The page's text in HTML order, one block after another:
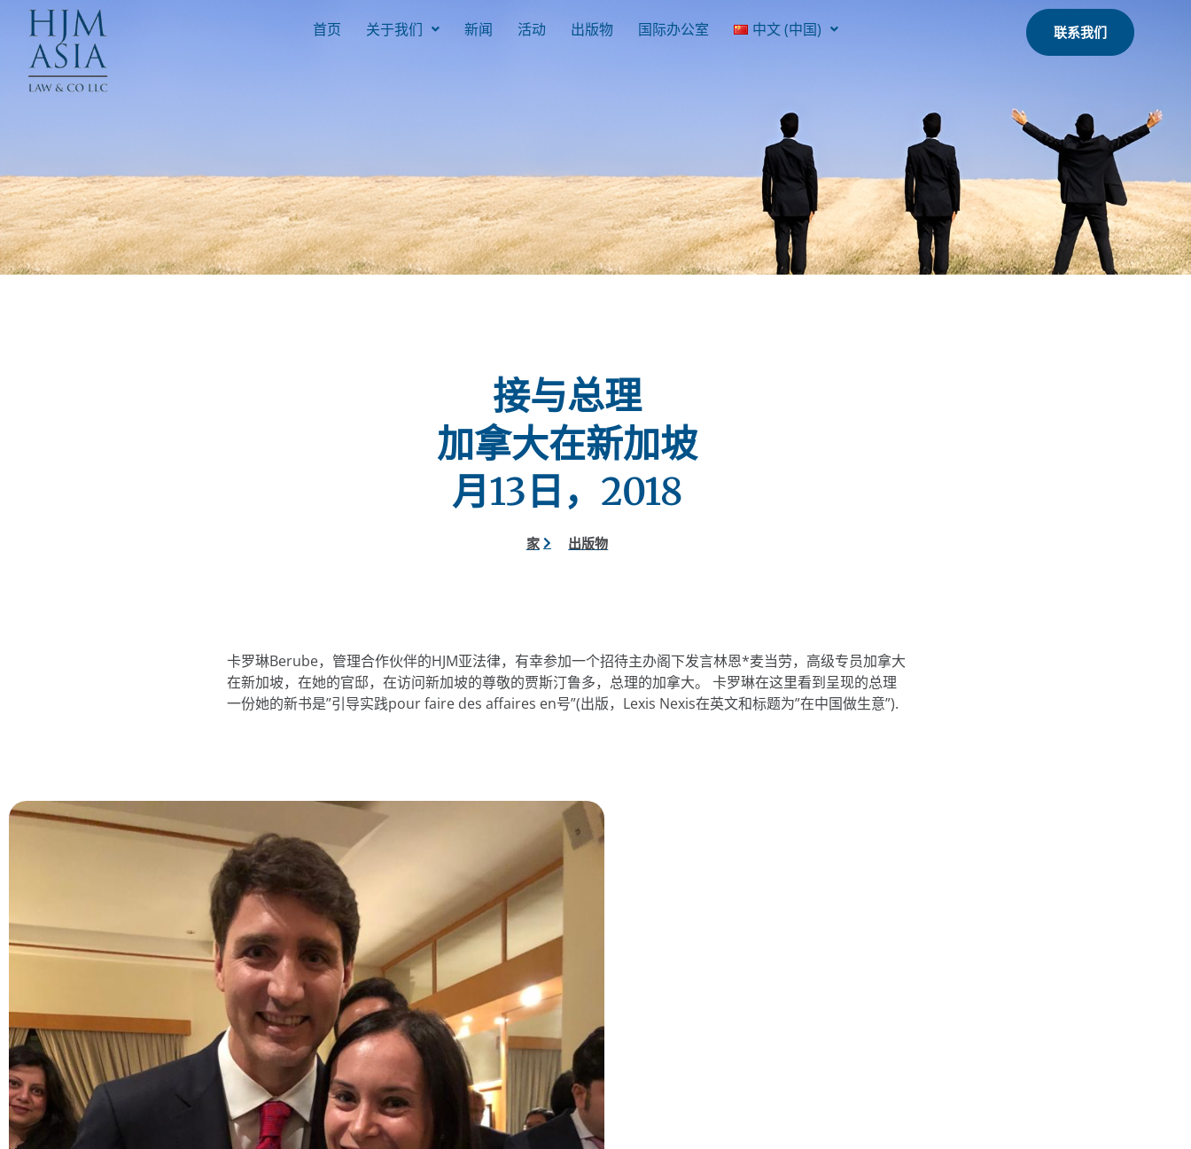
首页 关于我们 新闻 活动 出版物 国际办公室 中文 (中国) 联系我们
接与总理
加拿大在新加坡
月13日，2018
家 出版物
卡罗琳Berube，管理合作伙伴的HJM亚法律，有幸参加一个招待主办阁下发言林恩*麦当劳，高级专员加拿大
在新加坡，在她的官邸，在访问新加坡的尊敬的贾斯汀鲁多，总理的加拿大。 卡罗琳在这里看到呈现的总理
一份她的新书是”引导实践pour faire des affaires en号”(出版，Lexis Nexis在英文和标题为”在中国做生意”).